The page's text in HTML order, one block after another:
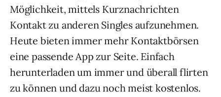
Möglichkeit, mittels Kurznachrichten
Kontakt zu anderen Singles aufzunehmen.
Heute bieten immer mehr Kontaktbörsen
eine passende App zur Seite. Einfach
herunterladen um immer und überall flirten
zu können und dazu noch meist kostenlos.